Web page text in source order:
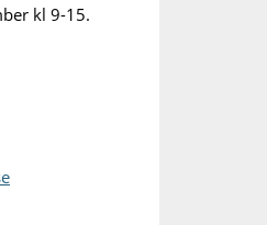
kl 9-15.